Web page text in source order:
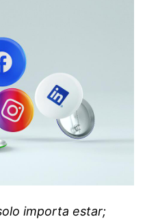
importa estar;